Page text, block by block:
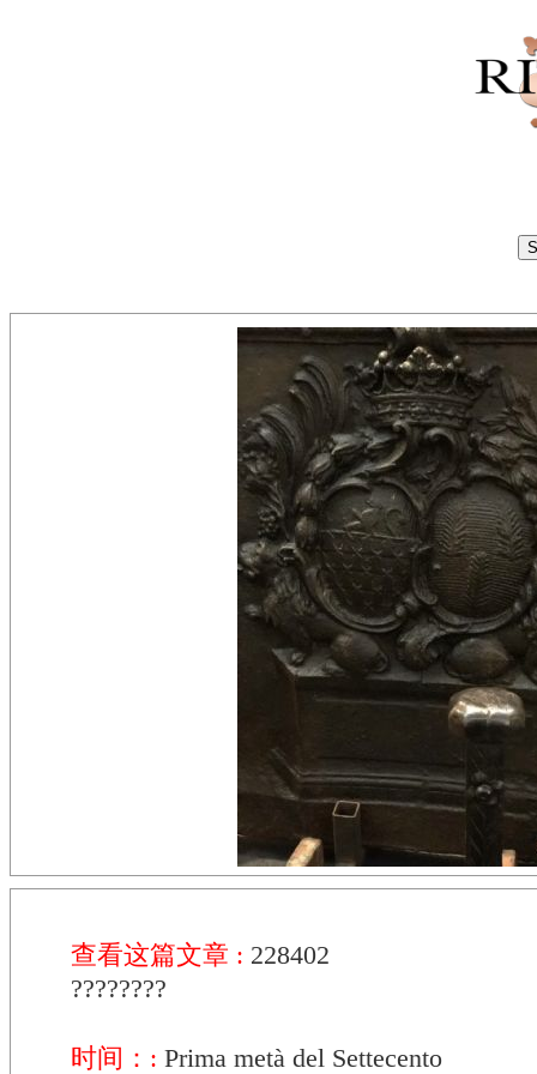
查看这篇文章 : 228402
????????
时间：: Prima metà del Settecento